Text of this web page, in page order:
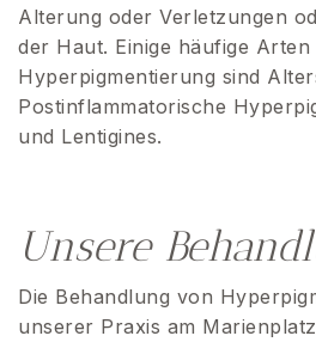
Alterung oder Verletzungen
der Haut. Einige häufige Arten
Hyperpigmentierung sind
Postinflammatorische
und Lentigines.
Unsere
Die Behandlung von
unserer Praxis am